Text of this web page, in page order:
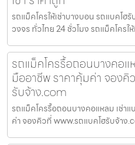
รถแม็คโครให้เช่าบางบอน รถแบคโฮ
วงจร ทั่วไทย 24 ชั่วโมง รถแม็คโครใ
รถแม็คโครรื้อถอนบางคอ
มืออาชีพ ราคาคุ้มค่า จอง
รับจ้าง.com
รถแม็คโครรื้อถอนบางคอแหลม เช่า
ค่า จองคิวที่ www.รถแบคโฮรับจ้าง